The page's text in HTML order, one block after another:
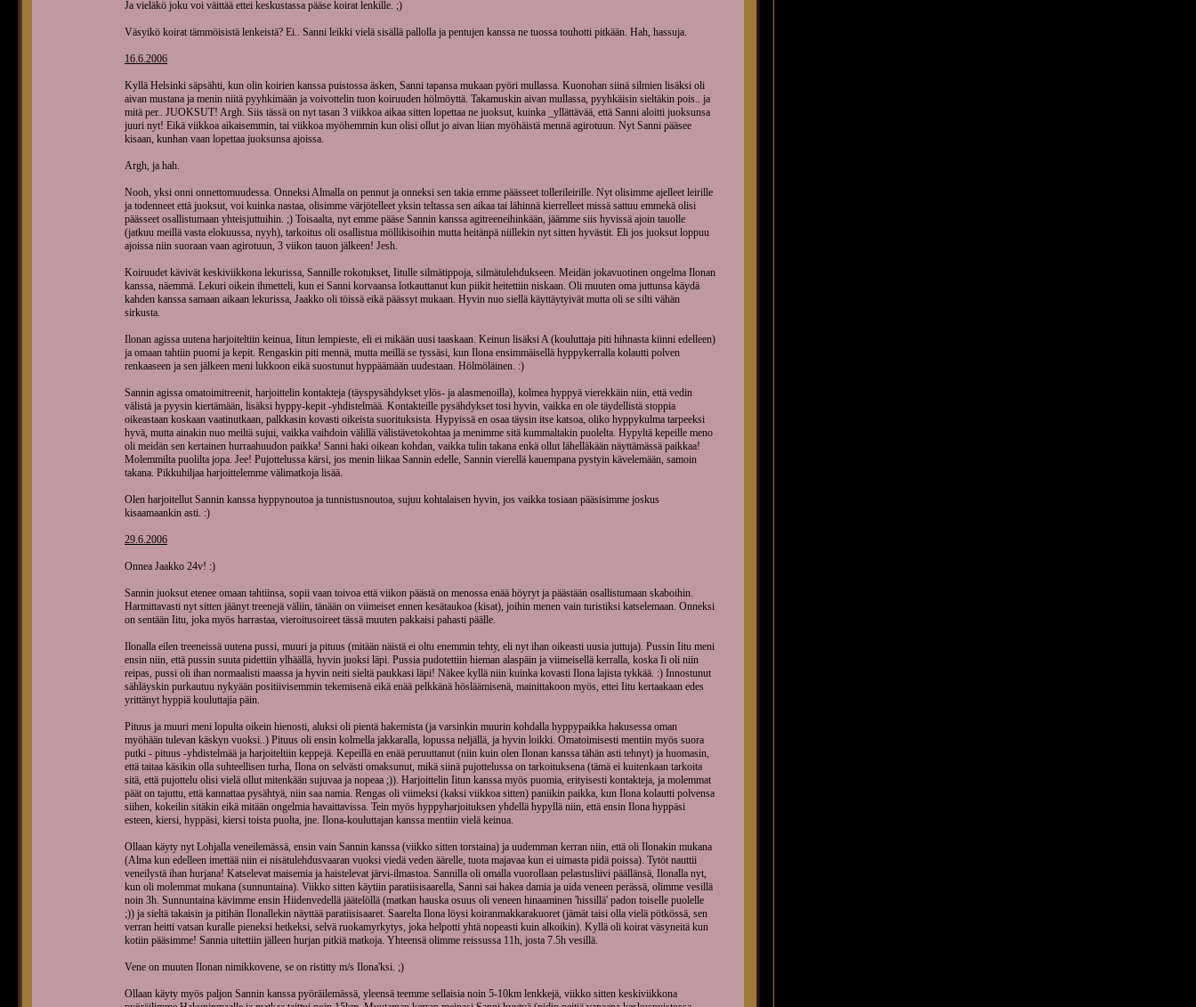
Ja vieläkö joku voi väittää ettei keskustassa pääse koirat lenkille. ;)
Väsyikö koirat tämmöisistä lenkeistä? Ei.. Sanni leikki vielä sisällä pallolla ja pentujen kanssa ne tuossa touhotti pitkään. Hah, hassuja.
16.6.2006
Kyllä Helsinki säpsähti, kun olin koirien kanssa puistossa äsken, Sanni tapansa mukaan pyöri mullassa. Kuonohan siinä silmien lisäksi oli
aivan mustana ja menin niitä pyyhkimään ja voivottelin tuon koiruuden hölmöyttä. Takamuskin aivan mullassa, pyyhkäisin sieltäkin pois.. ja
mitä per.. JUOKSUT! Argh. Siis tässä on nyt tasan 3 viikkoa aikaa sitten lopettaa ne juoksut, kuinka _yllättävää, että Sanni aloitti juoksunsa
juuri nyt! Eikä viikkoa aikaisemmin, tai viikkoa myöhemmin kun olisi ollut jo aivan liian myöhäistä mennä agirotuun. Nyt Sanni pääsee
kisaan, kunhan vaan lopettaa juoksunsa ajoissa.
Argh, ja hah.
Nooh, yksi onni onnettomuudessa. Onneksi Almalla on pennut ja onneksi sen takia emme päässeet tollerileirille. Nyt olisimme ajelleet leirille
ja todenneet että juoksut, voi kuinka nastaa, olisimme värjötelleet yksin teltassa sen aikaa tai lähinnä kierrelleet missä sattuu emmekä olisi
päässeet osallistumaan yhteisjuttuihin. ;) Toisaalta, nyt emme pääse Sannin kanssa agitreeneihinkään, jäämme siis hyvissä ajoin tauolle
(jatkuu meillä vasta elokuussa, nyyh), tarkoitus oli osallistua möllikisoihin mutta heitänpä niillekin nyt sitten hyvästit. Eli jos juoksut loppuu
ajoissa niin suoraan vaan agirotuun, 3 viikon tauon jälkeen! Jesh.
Koiruudet kävivät keskiviikkona lekurissa, Sannille rokotukset, Iitulle silmätippoja, silmätulehdukseen. Meidän jokavuotinen ongelma Ilonan
kanssa, näemmä. Lekuri oikein ihmetteli, kun ei Sanni korvaansa lotkauttanut kun piikit heitettiin niskaan. Oli muuten oma juttunsa käydä
kahden kanssa samaan aikaan lekurissa, Jaakko oli töissä eikä päässyt mukaan. Hyvin nuo siellä käyttäytyivät mutta oli se silti vähän
sirkusta.
Ilonan agissa uutena harjoiteltiin keinua, Iitun lempieste, eli ei mikään uusi taaskaan. Keinun lisäksi A (kouluttaja piti hihnasta kiinni edelleen)
ja omaan tahtiin puomi ja kepit. Rengaskin piti mennä, mutta meillä se tyssäsi, kun Ilona ensimmäisellä hyppykerralla kolautti polven
renkaaseen ja sen jälkeen meni lukkoon eikä suostunut hyppäämään uudestaan. Hölmöläinen. :)
Sannin agissa omatoimitreenit, harjoittelin kontakteja (täyspysähdykset ylös- ja alasmenoilla), kolmea hyppyä vierekkäin niin, että vedin
välistä ja pyysin kiertämään, lisäksi hyppy-kepit -yhdistelmää. Kontakteille pysähdykset tosi hyvin, vaikka en ole täydellistä stoppia
oikeastaan koskaan vaatinutkaan, palkkasin kovasti oikeista suorituksista. Hypyissä en osaa täysin itse katsoa, oliko hyppykulma tarpeeksi
hyvä, mutta ainakin nuo meiltä sujui, vaikka vaihdoin välillä välistävetokohtaa ja menimme sitä kummaltakin puolelta. Hypyltä kepeille meno
oli meidän sen kertainen hurraahuudon paikka! Sanni haki oikean kohdan, vaikka tulin takana enkä ollut lähelläkään näyttämässä paikkaa!
Molemmilta puolilta jopa. Jee! Pujottelussa kärsi, jos menin liikaa Sannin edelle, Sannin vierellä kauempana pystyin kävelemään, samoin
takana. Pikkuhiljaa harjoittelemme välimatkoja lisää.
Olen harjoitellut Sannin kanssa hyppynoutoa ja tunnistusnoutoa, sujuu kohtalaisen hyvin, jos vaikka tosiaan pääsisimme joskus
kisaamaankin asti. :)
29.6.2006
Onnea Jaakko 24v! :)
Sannin juoksut etenee omaan tahtiinsa, sopii vaan toivoa että viikon päästä on menossa enää höyryt ja päästään osallistumaan skaboihin.
Harmittavasti nyt sitten jäänyt treenejä väliin, tänään on viimeiset ennen kesätaukoa (kisat), joihin menen vain turistiksi katselemaan. Onneksi
on sentään Iitu, joka myös harrastaa, vieroitusoireet tässä muuten pakkaisi pahasti päälle.
Ilonalla eilen treeneissä uutena pussi, muuri ja pituus (mitään näistä ei oltu enemmin tehty, eli nyt ihan oikeasti uusia juttuja). Pussin Iitu meni
ensin niin, että pussin suuta pidettiin ylhäällä, hyvin juoksi läpi. Pussia pudotettiin hieman alaspäin ja viimeisellä kerralla, koska Ii oli niin
reipas, pussi oli ihan normaalisti maassa ja hyvin neiti sieltä paukkasi läpi! Näkee kyllä niin kuinka kovasti Ilona lajista tykkää. :) Innostunut
sähläyskin purkautuu nykyään positiivisemmin tekemisenä eikä enää pelkkänä hösläämisenä, mainittakoon myös, ettei Iitu kertaakaan edes
yrittänyt hyppiä kouluttajia päin.
Pituus ja muuri meni lopulta oikein hienosti, aluksi oli pientä hakemista (ja varsinkin muurin kohdalla hyppypaikka hakusessa oman
myöhään tulevan käskyn vuoksi..) Pituus oli ensin kolmella jakkaralla, lopussa neljällä, ja hyvin loikki. Omatoimisesti mentiin myös suora
putki - pituus -yhdistelmää ja harjoiteltiin keppejä. Kepeillä en enää peruuttanut (niin kuin olen Ilonan kanssa tähän asti tehnyt) ja huomasin,
että taitaa käsikin olla suhteellisen turha, Ilona on selvästi omaksunut, mikä siinä pujottelussa on tarkoituksena (tämä ei kuitenkaan tarkoita
sitä, että pujottelu olisi vielä ollut mitenkään sujuvaa ja nopeaa ;)). Harjoittelin Iitun kanssa myös puomia, erityisesti kontakteja, ja molemmat
päät on tajuttu, että kannattaa pysähtyä, niin saa namia. Rengas oli viimeksi (kaksi viikkoa sitten) paniikin paikka, kun Ilona kolautti polvensa
siihen, kokeilin sitäkin eikä mitään ongelmia havaittavissa. Tein myös hyppyharjoituksen yhdellä hypyllä niin, että ensin Ilona hyppäsi
esteen, kiersi, hyppäsi, kiersi toista puolta, jne. Ilona-kouluttajan kanssa mentiin vielä keinua.
Ollaan käyty nyt Lohjalla veneilemässä, ensin vain Sannin kanssa (viikko sitten torstaina) ja uudemman kerran niin, että oli Ilonakin mukana
(Alma kun edelleen imettää niin ei nisätulehdusvaaran vuoksi viedä veden äärelle, tuota majavaa kun ei uimasta pidä poissa). Tytöt nauttii
veneilystä ihan hurjana! Katselevat maisemia ja haistelevat järvi-ilmastoa. Sannilla oli omalla vuorollaan pelastusliivi päällänsä, Ilonalla nyt,
kun oli molemmat mukana (sunnuntaina). Viikko sitten käytiin paratiisisaarella, Sanni sai hakea damia ja uida veneen perässä, olimme vesillä
noin 3h. Sunnuntaina kävimme ensin Hiidenvedellä jäätelöllä (matkan hauska osuus oli veneen hinaaminen 'hissillä' padon toiselle puolelle
;)) ja sieltä takaisin ja pitihän Ilonallekin näyttää paratiisisaaret. Saarelta Ilona löysi koiranmakkarakuoret (jämät taisi olla vielä pötkössä, sen
verran heitti vatsan kuralle pieneksi hetkeksi, selvä ruokamyrkytys, joka helpotti yhtä nopeasti kuin alkoikin). Kyllä oli koirat väsyneitä kun
kotiin pääsimme! Sannia uitettiin jälleen hurjan pitkiä matkoja. Yhteensä olimme reissussa 11h, josta 7.5h vesillä.
Vene on muuten Ilonan nimikkovene, se on ristitty m/s Ilona'ksi. ;)
Ollaan käyty myös paljon Sannin kanssa pyöräilemässä, yleensä teemme sellaisia noin 5-10km lenkkejä, viikko sitten keskiviikkona